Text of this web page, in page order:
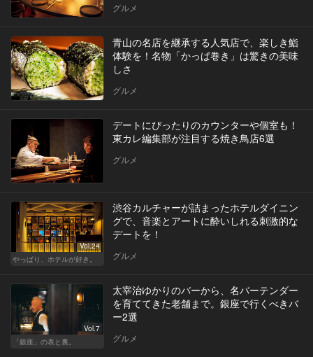
グルメ
青山の名店を継承する人気店で、楽しき鮨
体験を！名物「かっぱ巻き」は驚きの美味
しさ
グルメ
デートにぴったりのカウンターや個室も！
東カレ編集部が注目する焼き鳥店6選
グルメ
Vol.24
やっぱり、ホテルが好き。
渋谷カルチャーが詰まったホテルダイニン
グで、音楽とアートに酔いしれる刺激的な
デートを！
グルメ
Vol.7
「銀座」の表と裏。
太宰治ゆかりのバーから、名バーテンダー
を育ててきた老舗まで。銀座で行くべきバ
ー2選
グルメ